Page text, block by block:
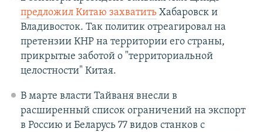
предложил Китаю захватитьХабаровск и
Владивосток. Так политик отреагировал на
претензии КНР на территории его страны,
прикрытые заботой о "территориальной
целостности" Китая.
В марте власти Тайваня внесли в
расширенный список ограничений на экспорт
в Россию и Беларусь 77 видов станков с